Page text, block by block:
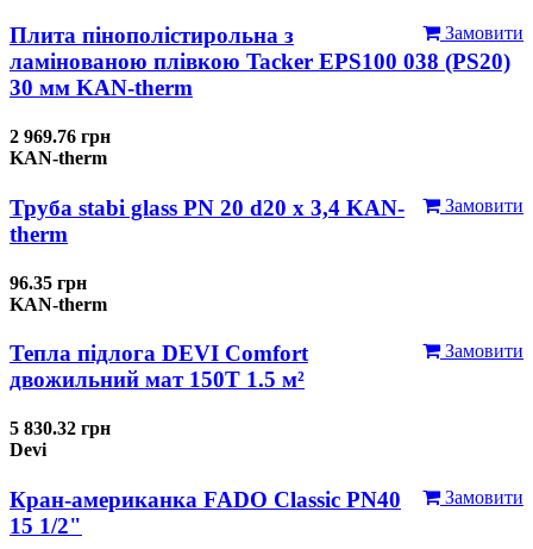
Замовити
Плита пінополістирольна з
ламінованою плівкою Tacker EPS100 038 (PS20)
30 мм KAN-therm
2 969.76 грн
KAN-therm
Замовити
Труба stabi glass PN 20 d20 х 3,4 KAN-
therm
96.35 грн
KAN-therm
Замовити
Тепла підлога DEVI Comfort
двожильний мат 150T 1.5 м²
5 830.32 грн
Devi
Замовити
Кран-американка FADO Classic PN40
15 1/2"